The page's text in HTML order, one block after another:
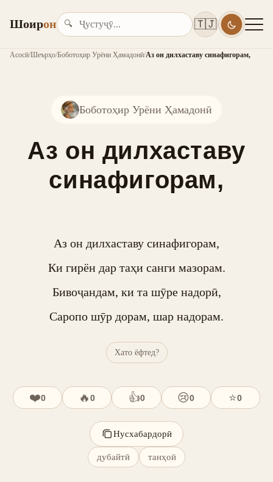
Шоирон 🔍 🇹🇯
Асосӣ/Шеърҳо/Боботоҳир Урёни Ҳамадонӣ/Аз он дилхаставу синафигорам,
Боботоҳир Урёни Ҳамадонӣ
Аз он дилхаставу
синафигорам,
Аз он дилхаставу синафигорам,
Ки гирён дар таҳи санги мазорам.
Бивоҷандам, ки та шӯре надорӣ,
Саропо шӯр дорам, шар надорам.
Хато ёфтед?
❤️0 🔥0 👍0 😢0 ⭐0
Нусхабардорӣ
дубайтӣ танҳоӣ